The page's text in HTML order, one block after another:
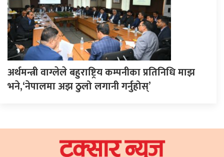
अर्थमन्त्री वाग्लेले बहुराष्ट्रिय कम्पनीका प्रतिनिधि माझ
भने,‘नेपालमा अझ ठुलो लगानी गर्नुहोस्’